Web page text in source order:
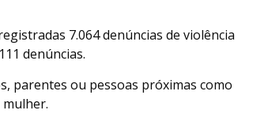
7.064 denúncias de violência
denúncias.
parentes ou pessoas próximas como